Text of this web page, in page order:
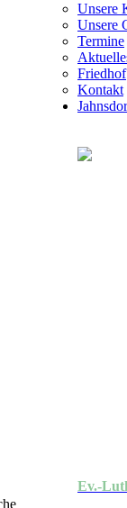
Unsere
Unsere
Termine
Friedhof
Kontakt
Ev.-